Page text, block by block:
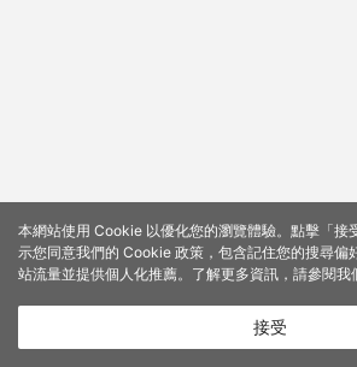
本網站使用 Cookie 以優化您的瀏覽體驗。點擊「接
示您同意我們的 Cookie 政策，包含記住您的搜尋偏
站流量並提供個人化推薦。了解更多資訊，請參閱我
接受